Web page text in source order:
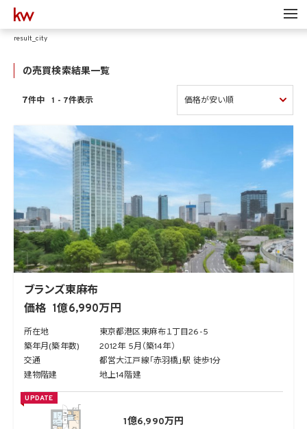
result_city
の売買検索結果一覧
7件中 1 - 7件表示
ブランズ東麻布
価格 1億6,990万円
所在地
東京都港区東麻布１丁目26-5
築年月(築年数)
2012年 5月（築14年）
交通
都営大江戸線「赤羽橋」駅 徒歩1分
建物階建
地上14階建
UPDATE
1億6,990万円